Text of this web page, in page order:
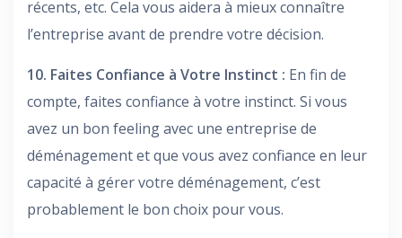
récents, etc. Cela vous aidera à mieux connaître
l’entreprise avant de prendre votre décision.
10. Faites Confiance à Votre Instinct : En fin de
compte, faites confiance à votre instinct. Si vous
avez un bon feeling avec une entreprise de
déménagement et que vous avez confiance en leur
capacité à gérer votre déménagement, c’est
probablement le bon choix pour vous.